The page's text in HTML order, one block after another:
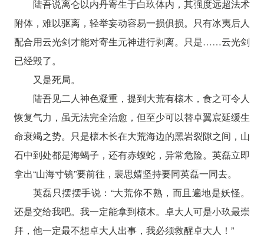
陆吾说离仑以内丹寄生于白玖体内，其强度远超法术
附体，难以驱离，轻举妄动容易一损俱损。只有冰夷后人
配合用云光剑才能对寄生元神进行剥离。只是……云光剑
已经毁了。
又是死局。
陆吾见二人神色凝重，提到大荒有櫰木，食之可令人
恢复气力，虽无法完全治愈，但至少可以替卓翼宸延缓生
命衰竭之势。只是櫰木长在大荒海边的黑岩裂隙之间，山
石中到处都是海蝎子，还有赤蝮蛇，异常危险。英磊立即
拿出“山海寸镜”要前往，裴思婧坚持要同英磊一同去。
英磊只摆摆手说：“大荒你不熟，而且遍地是妖怪。
还是交给我吧。我一定能拿到櫰木。卓大人可是小玖最崇
拜，他一定最不想卓大人出事，我必须救醒卓大人！”